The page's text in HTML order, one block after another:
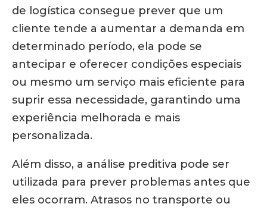
de logística consegue prever que um
cliente tende a aumentar a demanda em
determinado período, ela pode se
antecipar e oferecer condições especiais
ou mesmo um serviço mais eficiente para
suprir essa necessidade, garantindo uma
experiência melhorada e mais
personalizada.
Além disso, a análise preditiva pode ser
utilizada para prever problemas antes que
eles ocorram. Atrasos no transporte ou